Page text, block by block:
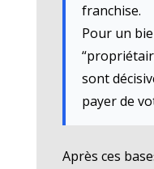
franchise.
Pour un
sont
payer de
Après ces